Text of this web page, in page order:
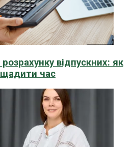
відпускних: як
час